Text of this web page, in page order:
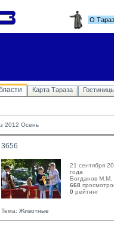
О
Карта Тараза
2012 Осень
3656
21 сентября
года
Богданов М.М.
668
0 рейтинг
Тема: Животные